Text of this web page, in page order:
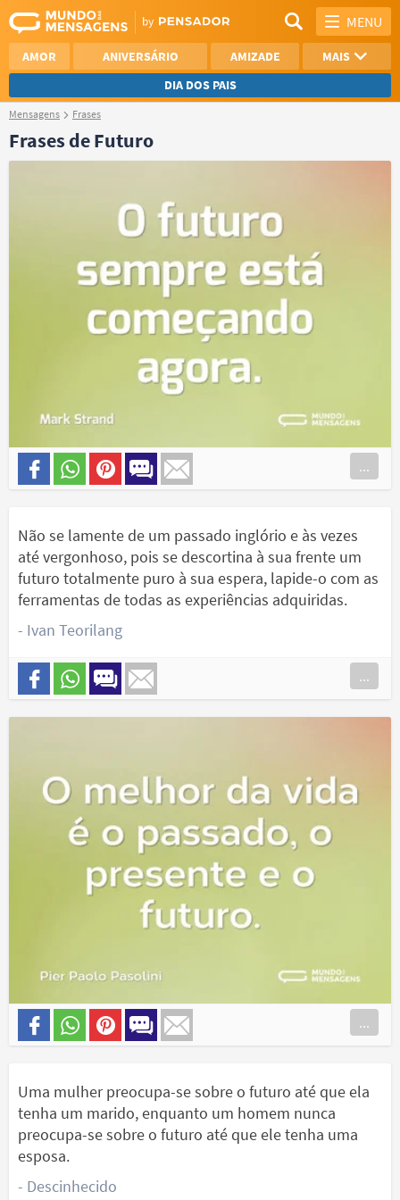
MENU
AMOR ANIVERSÁRIO AMIZADE
MAIS
DIA DOS PAIS
REFLEXÃO
SAUDADE
OTIMISMO
NAMORO
Mensagens Frases
Frases de Futuro
...
Não se lamente de um passado inglório e às vezes
até vergonhoso, pois se descortina à sua frente um
futuro totalmente puro à sua espera, lapide-o com as
ferramentas de todas as experiências adquiridas.
- Ivan Teorilang
...
...
Uma mulher preocupa-se sobre o futuro até que ela
tenha um marido, enquanto um homem nunca
preocupa-se sobre o futuro até que ele tenha uma
esposa.
- Descinhecido